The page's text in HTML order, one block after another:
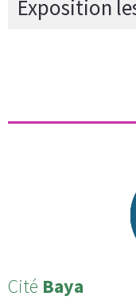
Exposition
Cité Baya